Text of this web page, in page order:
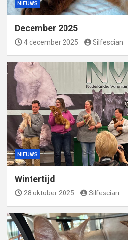
NIEUWS
December 2025
4 december 2025 Silfescian
NIEUWS
Wintertijd
28 oktober 2025 Silfescian